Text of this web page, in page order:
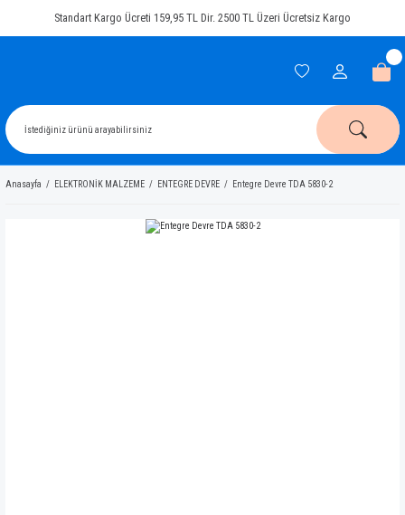
Standart Kargo Ücreti 159,95 TL Dir. 2500 TL Üzeri Ücretsiz Kargo
Anasayfa ELEKTRONİK MALZEME ENTEGRE DEVRE Entegre Devre TDA 5830-2